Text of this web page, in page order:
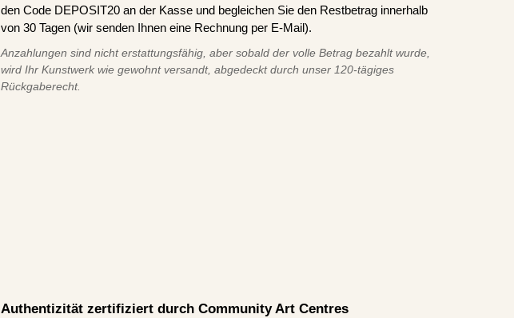
den Code DEPOSIT20 an der Kasse und begleichen Sie den Restbetrag innerhalb
von 30 Tagen (wir senden Ihnen eine Rechnung per E-Mail).
Anzahlungen sind nicht erstattungsfähig, aber sobald der volle Betrag bezahlt wurde,
wird Ihr Kunstwerk wie gewohnt versandt, abgedeckt durch unser 120-tägiges
Rückgaberecht.
Authentizität zertifiziert durch Community Art Centres